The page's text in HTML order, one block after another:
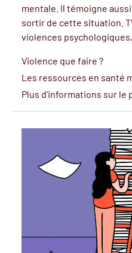
mentale. Il témoigne
sortir de cette situation.
violences
Violence que faire ?
Les ressources en santé
Plus d'informations sur le